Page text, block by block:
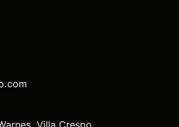
Villa Crespo